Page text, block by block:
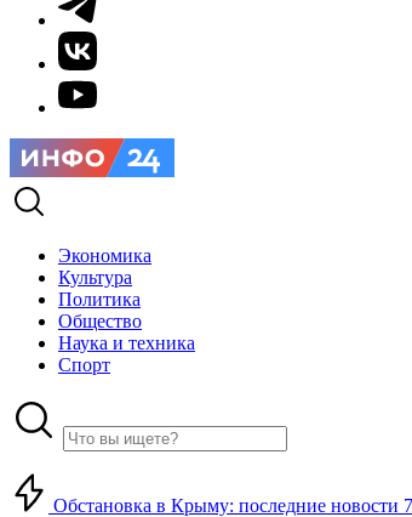
Экономика
Культура
Политика
Общество
Наука и техника
Спорт
Обстановка в Крыму: последние новости